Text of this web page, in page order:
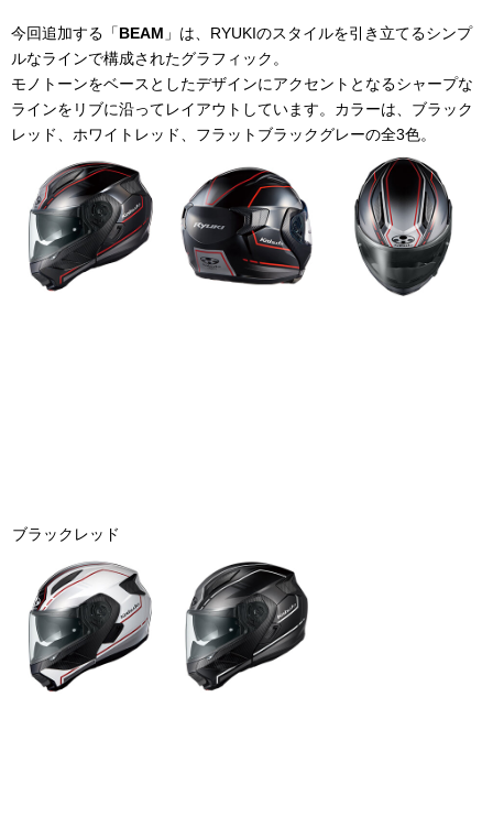
今回追加する「BEAM 」は、RYUKIのスタイルを引き立てるシンプ
ルなラインで構成されたグラフィック。
モノトーンをベースとしたデザインにアクセントとなるシャープな
ラインをリブに沿ってレイアウトしています。カラーは、ブラック
レッド、ホワイトレッド、フラットブラックグレーの全3色。
ブラックレッド